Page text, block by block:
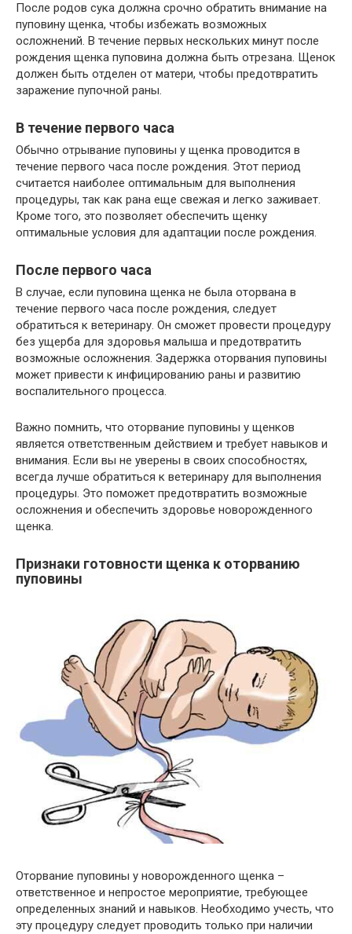
После родов сука должна срочно обратить внимание на
пуповину щенка, чтобы избежать возможных
осложнений. В течение первых нескольких минут после
рождения щенка пуповина должна быть отрезана. Щенок
должен быть отделен от матери, чтобы предотвратить
заражение пупочной раны.
В течение первого часа
Обычно отрывание пуповины у щенка проводится в
течение первого часа после рождения. Этот период
считается наиболее оптимальным для выполнения
процедуры, так как рана еще свежая и легко заживает.
Кроме того, это позволяет обеспечить щенку
оптимальные условия для адаптации после рождения.
После первого часа
В случае, если пуповина щенка не была оторвана в
течение первого часа после рождения, следует
обратиться к ветеринару. Он сможет провести процедуру
без ущерба для здоровья малыша и предотвратить
возможные осложнения. Задержка оторвания пуповины
может привести к инфицированию раны и развитию
воспалительного процесса.
Важно помнить, что оторвание пуповины у щенков
является ответственным действием и требует навыков и
внимания. Если вы не уверены в своих способностях,
всегда лучше обратиться к ветеринару для выполнения
процедуры. Это поможет предотвратить возможные
осложнения и обеспечить здоровье новорожденного
щенка.
Признаки готовности щенка к оторванию
пуповины
Оторвание пуповины у новорожденного щенка –
ответственное и непростое мероприятие, требующее
определенных знаний и навыков. Необходимо учесть, что
эту процедуру следует проводить только при наличии